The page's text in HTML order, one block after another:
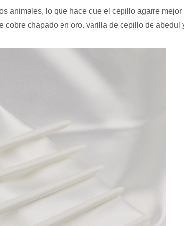
animales, lo que hace que el cepillo agarre
chapado en oro, varilla de cepillo de abedul